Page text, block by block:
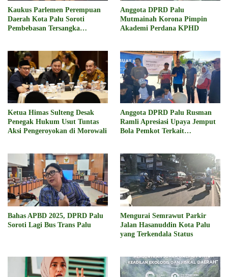
Kaukus Parlemen Perempuan
Daerah Kota Palu Soroti
Pembebasan Tersangka
Anggota DPRD Palu
Mutmainah Korona Pimpin
Akademi Perdana KPHD
Ketua Himas Sulteng Desak
Penegak Hukum Usut Tuntas
Aksi Pengeroyokan di Morowali
Anggota DPRD Palu Rusman
Ramli Apresiasi Upaya Jemput
Bola Pemkot Terkait
Bahas APBD 2025, DPRD Palu
Soroti Lagi Bus Trans Palu
Mengurai Semrawut Parkir
Jalan Hasanuddin Kota Palu
yang Terkendala Status